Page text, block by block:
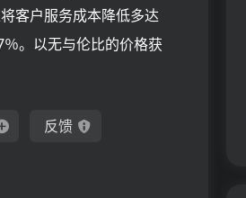
客户服务成本降低多达
。以无与伦比的价格获
反馈